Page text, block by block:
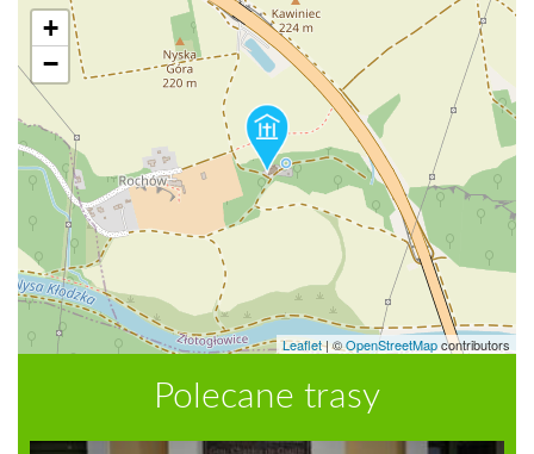
+
−
Leaflet|©OpenStreetMapcontributors
Polecane trasy